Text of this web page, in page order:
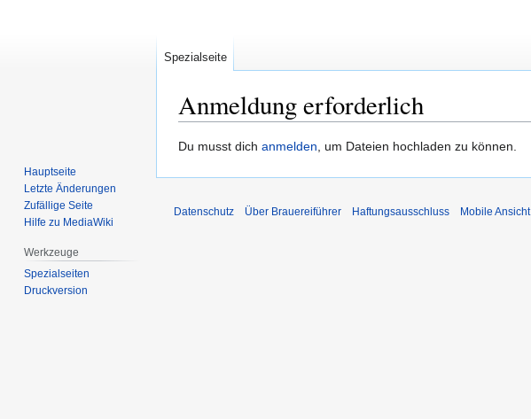
Anmeldung erforderlich
Zur
Zur
Du musst dich anmelden, um Dateien hochladen zu können.
Spezialseite
Hauptseite
Letzte Änderungen
Zufällige Seite
Hilfe zu MediaWiki
Werkzeuge
Spezialseiten
Druckversion
Datenschutz Über Brauereiführer Haftungsausschluss Mobile Ansicht